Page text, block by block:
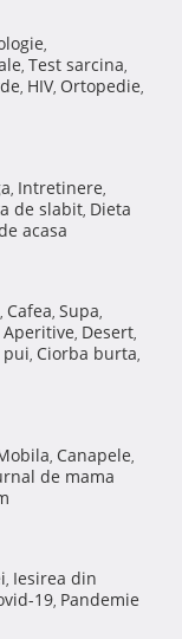
,
, Test sarcina,
, HIV, Ortopedie,
, Intretinere,
de slabit, Dieta
acasa
, Cafea, Supa,
Aperitive, Desert,
pui, Ciorba burta,
, Canapele,
de mama
, Iesirea din
19, Pandemie